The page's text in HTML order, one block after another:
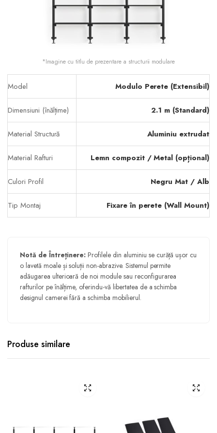
*Imagine cu titlu de prezentare a structurii modulare
Model Modulo Perete (Extensibil)
Dimensiuni (înălțime) 2.1 m (Standard)
Material Structură Aluminiu extrudat
Material Rafturi Lemn compozit / Metal (opțional)
Culori Profil Negru Mat / Alb
Tip Montaj Fixare în perete (Wall Mount)
Notă de Întreținere: Profilele din aluminiu se curăță ușor cu
o lavetă moale și soluții non-abrazive. Sistemul permite
adăugarea ulterioară de noi module sau reconfigurarea
rafturilor pe înălțime, oferindu-vă libertatea de a schimba
designul camerei fără a schimba mobilierul.
Produse similare